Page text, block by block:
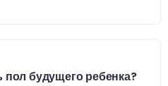
пол будущего ребенка?